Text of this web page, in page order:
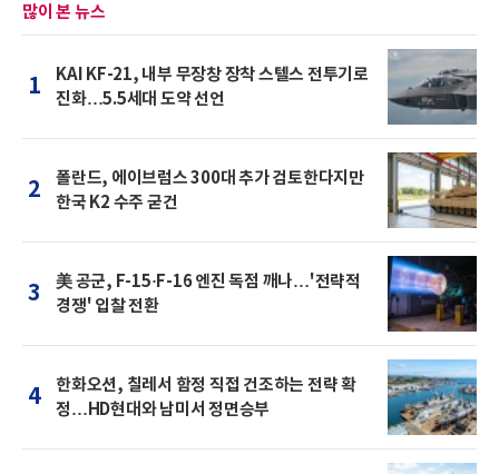
많이 본 뉴스
1
KAI KF-21, 내부 무장창 장착 스텔스 전투기로
진화…5.5세대 도약 선언
2
폴란드, 에이브럼스 300대 추가 검토한다지만
한국 K2 수주 굳건
3
美 공군, F-15·F-16 엔진 독점 깨나…'전략적
경쟁' 입찰 전환
4
한화오션, 칠레서 함정 직접 건조하는 전략 확
정…HD현대와 남미서 정면승부